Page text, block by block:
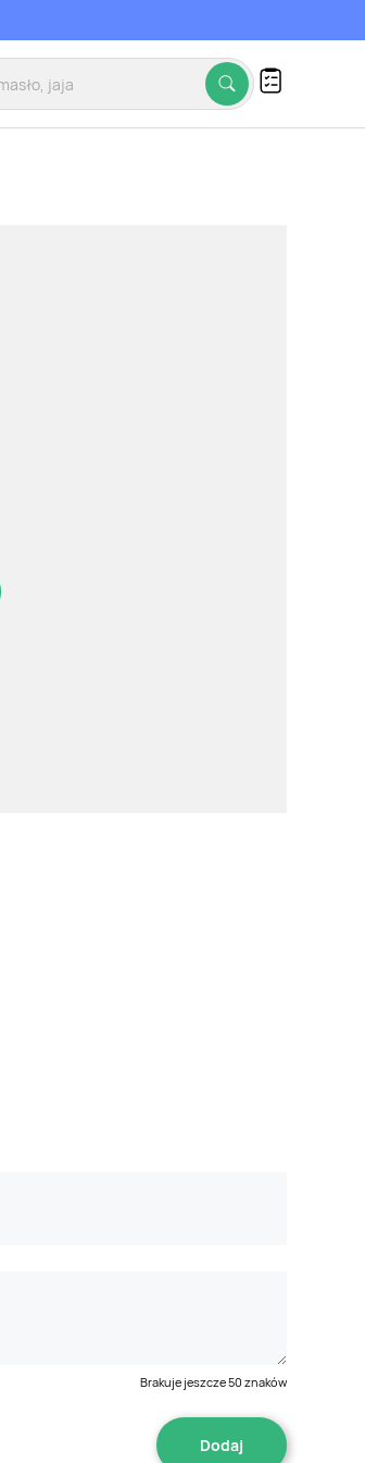
Brakuje jeszcze50 znaków